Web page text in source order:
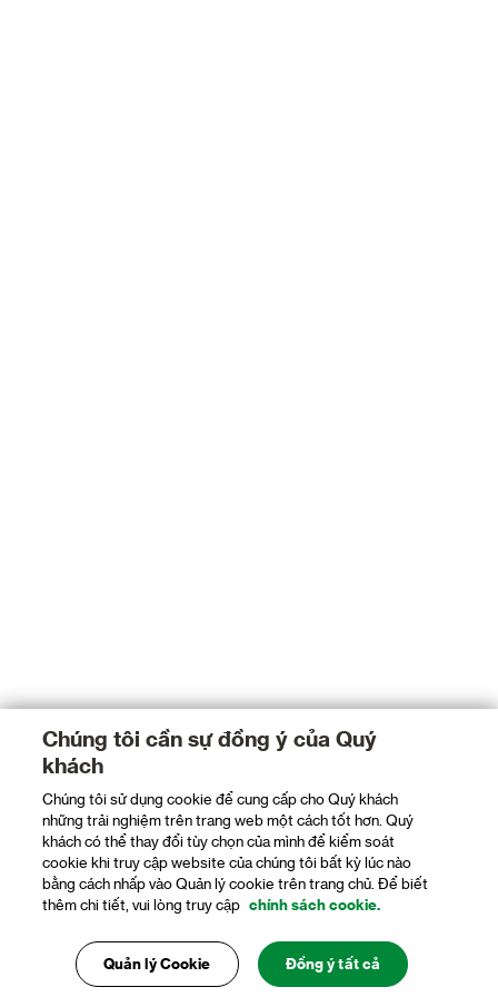
Chúng tôi cần sự đồng ý của Quý
khách
Chúng tôi sử dụng cookie để cung cấp cho Quý khách
những trải nghiệm trên trang web một cách tốt hơn. Quý
khách có thể thay đổi tùy chọn của mình để kiểm soát
cookie khi truy cập website của chúng tôi bất kỳ lúc nào
bằng cách nhấp vào Quản lý cookie trên trang chủ. Để biết
thêm chi tiết, vui lòng truy cập
chính sách cookie.
Quản lý Cookie Đồng ý tất cả